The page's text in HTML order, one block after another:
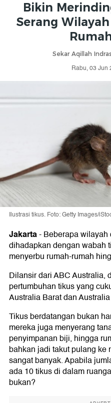
Bikin
Serang
Sekar Aqillah
Rabu, 03 Jun
Ilustrasi tikus. Foto: Getty Images/
Jakarta-Beberapa wilayah
dihadapkan dengan wabah
menyerbu rumah-rumah
Dilansir dari ABC Australia,
pertumbuhan tikus yang
Australia Barat dan
Tikus berdatangan bukan
mereka juga menyerang
penyimpanan biji, hingga
bahkan jadi takut pulang ke
sangat banyak. Apabila
ada 10 tikus di dalam
bukan?